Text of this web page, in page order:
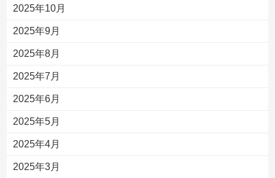
2025年10月
2025年9月
2025年8月
2025年7月
2025年6月
2025年5月
2025年4月
2025年3月